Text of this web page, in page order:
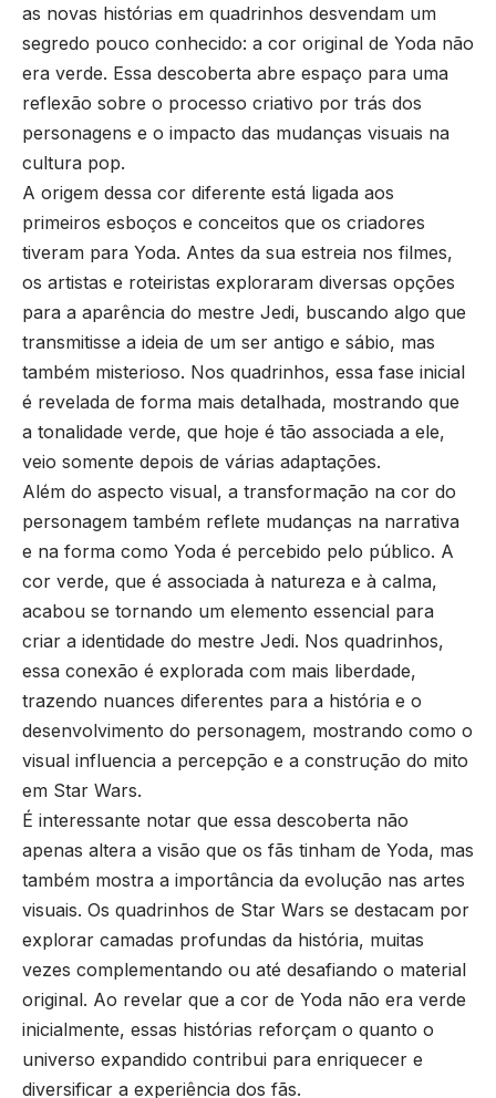
as novas histórias em quadrinhos desvendam um
segredo pouco conhecido: a cor original de Yoda não
era verde. Essa descoberta abre espaço para uma
reflexão sobre o processo criativo por trás dos
personagens e o impacto das mudanças visuais na
cultura pop.
A origem dessa cor diferente está ligada aos
primeiros esboços e conceitos que os criadores
tiveram para Yoda. Antes da sua estreia nos filmes,
os artistas e roteiristas exploraram diversas opções
para a aparência do mestre Jedi, buscando algo que
transmitisse a ideia de um ser antigo e sábio, mas
também misterioso. Nos quadrinhos, essa fase inicial
é revelada de forma mais detalhada, mostrando que
a tonalidade verde, que hoje é tão associada a ele,
veio somente depois de várias adaptações.
Além do aspecto visual, a transformação na cor do
personagem também reflete mudanças na narrativa
e na forma como Yoda é percebido pelo público. A
cor verde, que é associada à natureza e à calma,
acabou se tornando um elemento essencial para
criar a identidade do mestre Jedi. Nos quadrinhos,
essa conexão é explorada com mais liberdade,
trazendo nuances diferentes para a história e o
desenvolvimento do personagem, mostrando como o
visual influencia a percepção e a construção do mito
em Star Wars.
É interessante notar que essa descoberta não
apenas altera a visão que os fãs tinham de Yoda, mas
também mostra a importância da evolução nas artes
visuais. Os quadrinhos de Star Wars se destacam por
explorar camadas profundas da história, muitas
vezes complementando ou até desafiando o material
original. Ao revelar que a cor de Yoda não era verde
inicialmente, essas histórias reforçam o quanto o
universo expandido contribui para enriquecer e
diversificar a experiência dos fãs.